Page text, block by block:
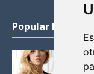
Popular Posts